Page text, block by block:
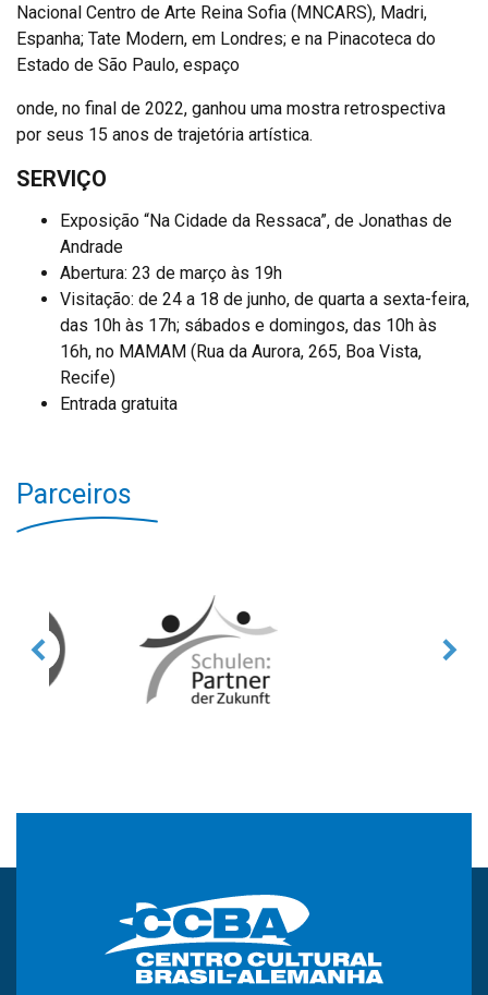
Nacional Centro de Arte Reina Sofia (MNCARS), Madri,
Espanha; Tate Modern, em Londres; e na Pinacoteca do
Estado de São Paulo, espaço
onde, no final de 2022, ganhou uma mostra retrospectiva
por seus 15 anos de trajetória artística.
SERVIÇO
Exposição “Na Cidade da Ressaca”, de Jonathas de
Andrade
Abertura: 23 de março às 19h
Visitação: de 24 a 18 de junho, de quarta a sexta-feira,
das 10h às 17h; sábados e domingos, das 10h às
16h, no MAMAM (Rua da Aurora, 265, Boa Vista,
Recife)
Entrada gratuita
Parceiros